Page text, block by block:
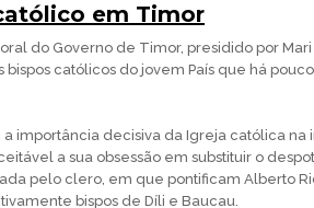
em Timor
do Governo de Timor, presidido por
bispos católicos do jovem País que há
importância decisiva da Igreja católica
a sua obsessão em substituir o
pelo clero, em que pontificam Alberto
bispos de Díli e Baucau.